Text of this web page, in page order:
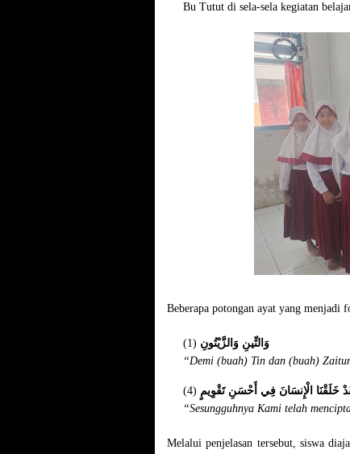
Bu Tutut di sela-sela kegiatan
Beberapa potongan ayat yang menjadi
وَالتِّينِ وَالزَّيْتُونِ (1)
“Demi (buah) Tin dan (buah)
خَلَقْنَا الْإِنسَانَ فِي أَحْسَنِ تَقْوِيمٍ (4)
“Sesungguhnya Kami telah
Melalui penjelasan tersebut, siswa